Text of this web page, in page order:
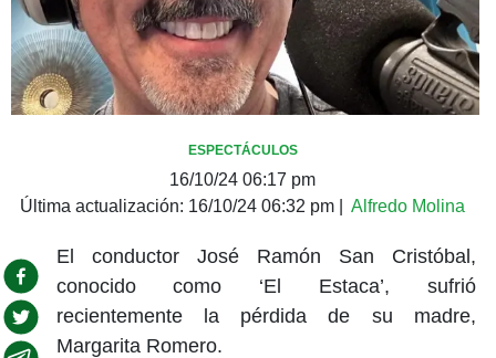
ESPECTÁCULOS
16/10/24 06:17 pm
Última actualización: 16/10/24 06:32 pm Alfredo Molina
El conductor José Ramón San Cristóbal,
conocido como ‘El Estaca’, sufrió
recientemente la pérdida de su madre,
Margarita Romero.